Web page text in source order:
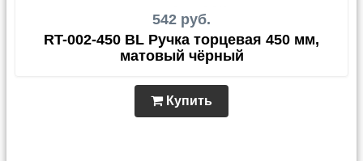
542 руб.
RT-002-450 BL Ручка торцевая 450 мм,
матовый чёрный
Купить